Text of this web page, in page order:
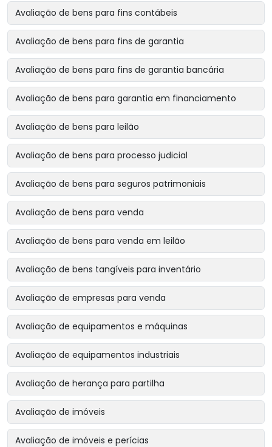
Avaliação de bens para fins contábeis
Avaliação de bens para fins de garantia
Avaliação de bens para fins de garantia bancária
Avaliação de bens para garantia em financiamento
Avaliação de bens para leilão
Avaliação de bens para processo judicial
Avaliação de bens para seguros patrimoniais
Avaliação de bens para venda
Avaliação de bens para venda em leilão
Avaliação de bens tangíveis para inventário
Avaliação de empresas para venda
Avaliação de equipamentos e máquinas
Avaliação de equipamentos industriais
Avaliação de herança para partilha
Avaliação de imóveis
Avaliação de imóveis e perícias